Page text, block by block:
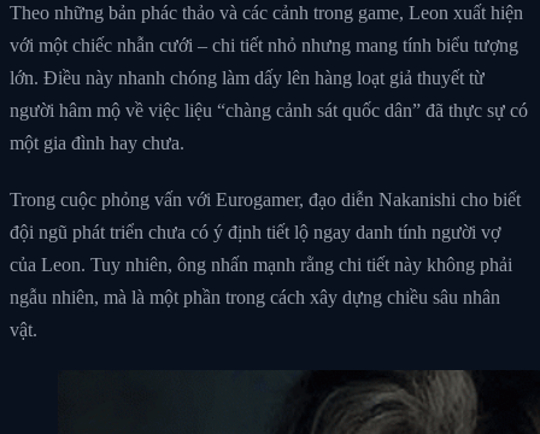
Theo những bản phác thảo và các cảnh trong game, Leon xuất hiện
với một chiếc nhẫn cưới – chi tiết nhỏ nhưng mang tính biểu tượng
lớn. Điều này nhanh chóng làm dấy lên hàng loạt giả thuyết từ
người hâm mộ về việc liệu “chàng cảnh sát quốc dân” đã thực sự có
một gia đình hay chưa.
Trong cuộc phỏng vấn với Eurogamer, đạo diễn Nakanishi cho biết
đội ngũ phát triển chưa có ý định tiết lộ ngay danh tính người vợ
của Leon. Tuy nhiên, ông nhấn mạnh rằng chi tiết này không phải
ngẫu nhiên, mà là một phần trong cách xây dựng chiều sâu nhân
vật.